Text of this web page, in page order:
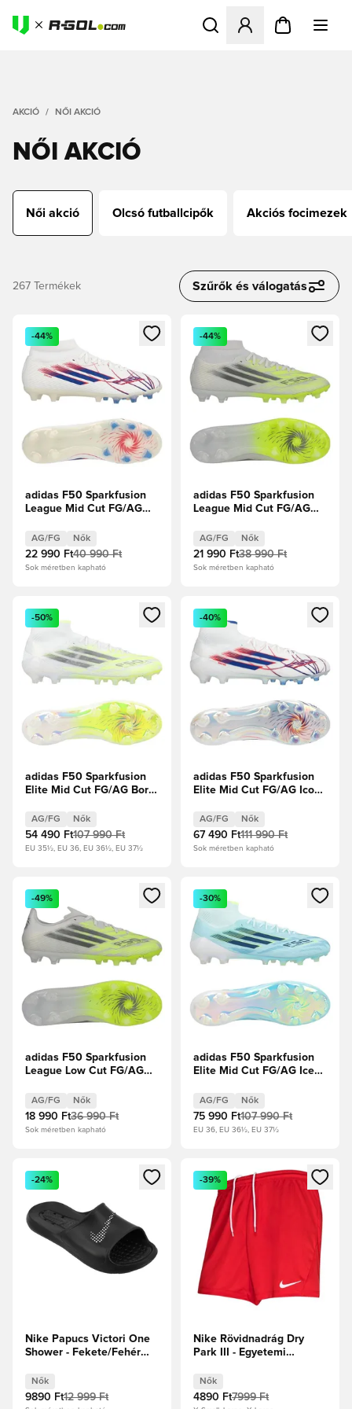
Megnyit egy modált a
AKCIÓ NŐI AKCIÓ
NŐI AKCIÓ
Női akció Olcsó futballcipők Akciós focimezek
267 Termékek Szűrők és válogatás
Megnyit egy modált a bejelentkezéshez vagy a tagként
-44%
adidas F50 Sparkfusion
League Mid Cut FG/AG
cipők/Királykék/
Élénkpiros Női
AG/FG Nők
22 990 Ft40 990 Ft
Sok méretben kapható
Megnyit egy modált a
-44%
adidas F50 Sparkfusion
League Mid Cut FG/AG
cipők/Vasfém/Élénksárga
Női
AG/FG Nők
21 990 Ft38 990 Ft
Sok méretben kapható
Megnyit egy modált a bejelentkezéshez vagy a tagként
-50%
adidas F50 Sparkfusion
Elite Mid Cut FG/AG Born
cipők/Vasfém/Élénksárga
Női
AG/FG Nők
54 490 Ft107 990 Ft
EU 35½, EU 36, EU 36½, EU 37½
Megnyit egy modált a
-40%
adidas F50 Sparkfusion
Elite Mid Cut FG/AG Icon
cipők/Királykék/
Élénkpiros Női
AG/FG Nők
67 490 Ft111 990 Ft
Sok méretben kapható
Megnyit egy modált a bejelentkezéshez vagy a tagként
-49%
adidas F50 Sparkfusion
League Low Cut FG/AG
cipők/Vasfém/Élénksárga
Női
AG/FG Nők
18 990 Ft36 990 Ft
Sok méretben kapható
Megnyit egy modált a
-30%
adidas F50 Sparkfusion
Elite Mid Cut FG/AG Ice
Mandulakék/Homokgyöngy/
Élénksárga Női
AG/FG Nők
75 990 Ft107 990 Ft
EU 36, EU 36½, EU 37½
Megnyit egy modált a bejelentkezéshez vagy a tagként
-24%
Nike Papucs Victori One
Shower - Fekete/Fehér
Nők
9890 Ft12 999 Ft
Megnyit egy modált a
-39%
Nike Rövidnadrág Dry
Park III - Egyetemi
Nők
4890 Ft7999 Ft